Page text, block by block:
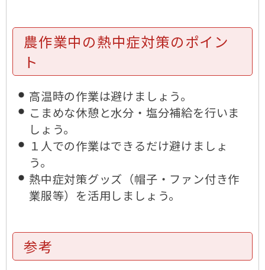
農作業中の熱中症対策のポイン
ト
高温時の作業は避けましょう。
こまめな休憩と水分・塩分補給を行いま
しょう。
１人での作業はできるだけ避けましょ
う。
熱中症対策グッズ（帽子・ファン付き作
業服等）を活用しましょう。
参考